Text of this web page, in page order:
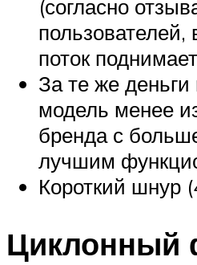
(согласно
поток
За те же
модель менее
бренда с
лучшим
Короткий шнур
Циклонный